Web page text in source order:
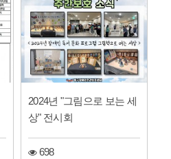
2024년 "그림으로 보는 세
상" 전시회
698